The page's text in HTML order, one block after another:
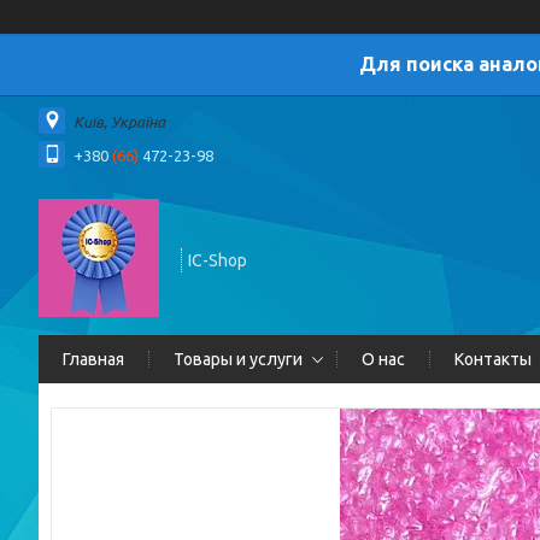
Для поиска
Київ, Україна
+380 (66) 472-23-98
IC-Shop
Главная Товары и услуги О нас Контакты